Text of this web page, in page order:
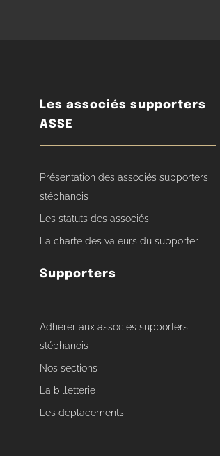
Les associés supporters
ASSE
Présentation des associés supporters
stéphanois
Les statuts des associés
La charte des valeurs du supporter
Supporters
Adhérer aux associés supporters
stéphanois
Nos sections
La billetterie
Les déplacements